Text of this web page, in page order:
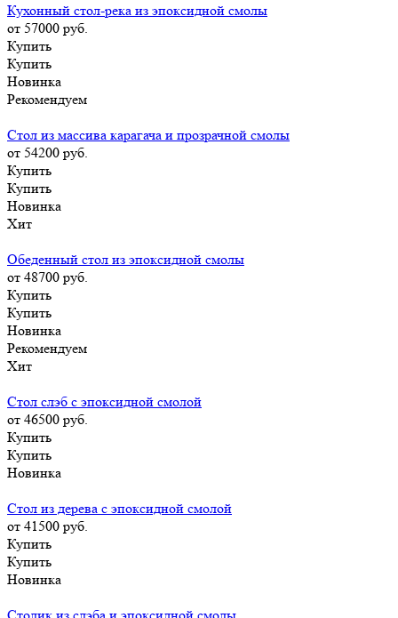
Кухонный стол-река из эпоксидной смолы
от 57000 руб.
Купить
Купить
Новинка
Рекомендуем
Стол из массива карагача и прозрачной смолы
от 54200 руб.
Купить
Купить
Новинка
Хит
Обеденный стол из эпоксидной смолы
от 48700 руб.
Купить
Купить
Новинка
Рекомендуем
Хит
Стол слэб с эпоксидной смолой
от 46500 руб.
Купить
Купить
Новинка
Стол из дерева с эпоксидной смолой
от 41500 руб.
Купить
Купить
Новинка
Столик из слэба и эпоксидной смолы